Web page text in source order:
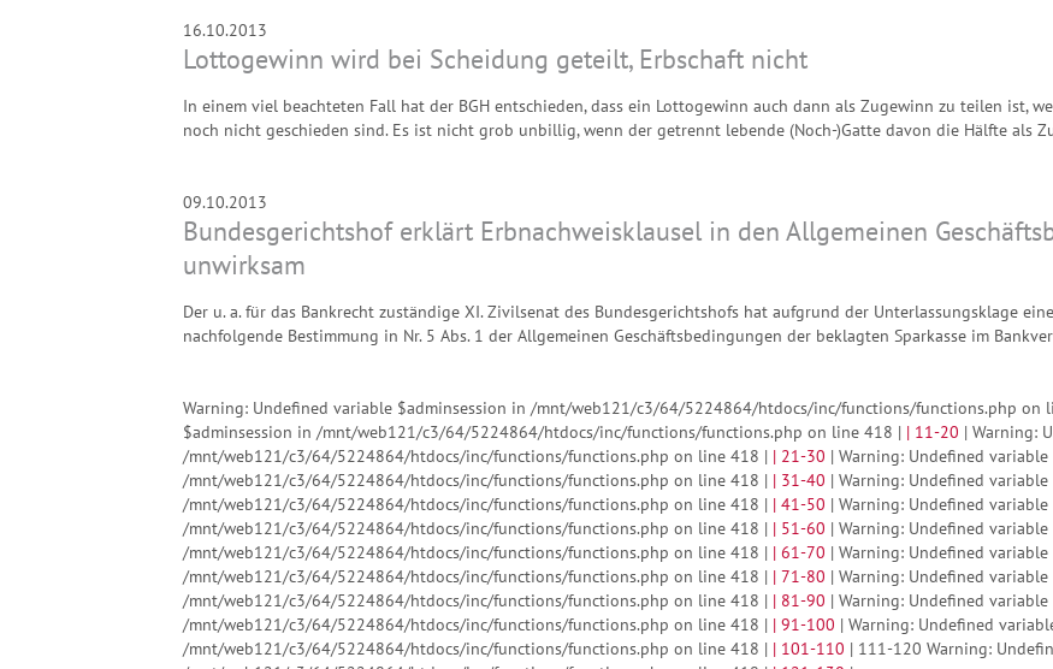
16.10.2013
Lottogewinn wird bei Scheidung geteilt, Erbschaft nicht
In einem viel beachteten Fall hat der BGH entschieden, dass ein Lottogewinn auch dann als Zugewinn zu teilen ist,
noch nicht geschieden sind. Es ist nicht grob unbillig, wenn der getrennt lebende (Noch-)Gatte davon die Hälfte als
09.10.2013
Bundesgerichtshof erklärt Erbnachweisklausel in den Allgemeinen
unwirksam
Der u. a. für das Bankrecht zuständige XI. Zivilsenat des Bundesgerichtshofs hat aufgrund der Unterlassungsklage
nachfolgende Bestimmung in Nr. 5 Abs. 1 der Allgemeinen Geschäftsbedingungen der beklagten Sparkasse im
Warning: Undefined variable $adminsession in /mnt/web121/c3/64/5224864/htdocs/inc/functions/functions.php on
$adminsession in /mnt/web121/c3/64/5224864/htdocs/inc/functions/functions.php on line 418 | | 11-20 | Warning:
/mnt/web121/c3/64/5224864/htdocs/inc/functions/functions.php on line 418 | | 21-30 | Warning: Undefined
/mnt/web121/c3/64/5224864/htdocs/inc/functions/functions.php on line 418 | | 31-40 | Warning: Undefined
/mnt/web121/c3/64/5224864/htdocs/inc/functions/functions.php on line 418 | | 41-50 | Warning: Undefined
/mnt/web121/c3/64/5224864/htdocs/inc/functions/functions.php on line 418 | | 51-60 | Warning: Undefined
/mnt/web121/c3/64/5224864/htdocs/inc/functions/functions.php on line 418 | | 61-70 | Warning: Undefined
/mnt/web121/c3/64/5224864/htdocs/inc/functions/functions.php on line 418 | | 71-80 | Warning: Undefined
/mnt/web121/c3/64/5224864/htdocs/inc/functions/functions.php on line 418 | | 81-90 | Warning: Undefined
/mnt/web121/c3/64/5224864/htdocs/inc/functions/functions.php on line 418 | | 91-100 | Warning: Undefined
/mnt/web121/c3/64/5224864/htdocs/inc/functions/functions.php on line 418 | | 101-110 | 111-120 Warning: